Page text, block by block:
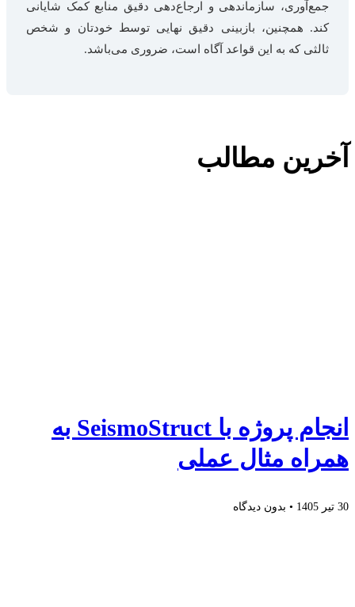
جمع‌آوری، سازماندهی و ارجاع‌دهی دقیق منابع کمک شایانی
کند. همچنین، بازبینی دقیق نهایی توسط خودتان و شخص
ثالثی که به این قواعد آگاه است، ضروری می‌باشد.
آخرین مطالب
انجام پروژه با SeismoStruct به
همراه مثال عملی
30 تیر 1405 بدون دیدگاه